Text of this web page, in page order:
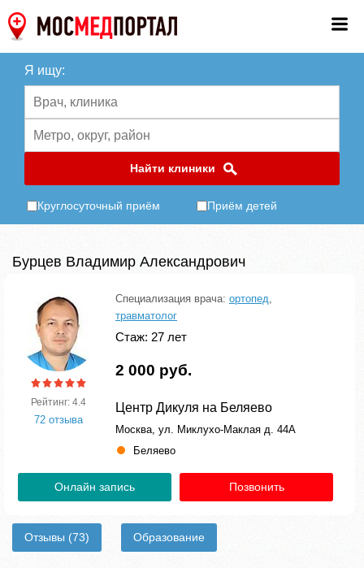
Я ищу:
Найти клиники
Круглосуточный приём Приём детей
Бурцев Владимир Александрович
Рейтинг: 4.4
72 отзыва
Специализация врача: ортопед,
травматолог
Стаж: 27 лет
2 000 руб.
Центр Дикуля на Беляево
Москва, ул. Миклухо-Маклая д. 44А
Беляево
Онлайн запись Позвонить
Отзывы (73) Образование